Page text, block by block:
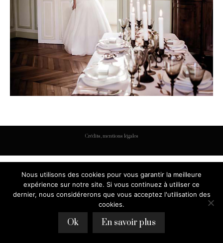
Crédits, mentions légales
Nous utilisons des cookies pour vous garantir la meilleure
expérience sur notre site. Si vous continuez à utiliser ce
dernier, nous considérerons que vous acceptez l'utilisation des
cookies.
Ok En savoir plus